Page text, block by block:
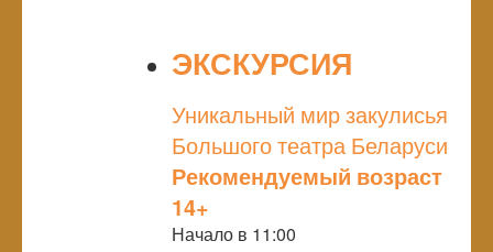
ЭКСКУРСИЯ
Уникальный мир закулисья
Большого театра Беларуси
Рекомендуемый возраст
14+
Начало в 11:00